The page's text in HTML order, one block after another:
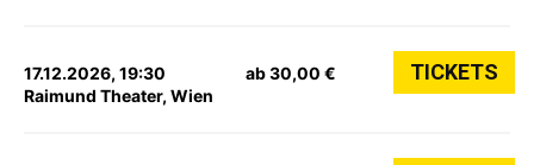
17.12.2026, 19:30
Raimund Theater, Wien
ab 30,00 € TICKETS